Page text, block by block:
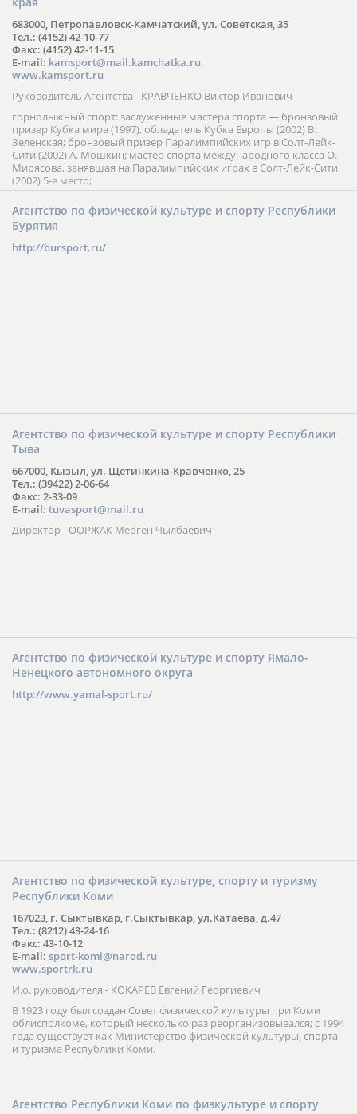
683000, Петропавловск-Камчатский, ул. Советская, 35
Тел.: (4152) 42-10-77
Факс: (4152) 42-11-15
E-mail: kamsport@mail.kamchatka.ru
www.kamsport.ru
Руководитель Агентства - КРАВЧЕНКО Виктор Иванович
горнолыжный спорт: заслуженные мастера спорта — бронзовый
призер Кубка мира (1997), обладатель Кубка Европы (2002) В.
Зеленская; бронзовый призер Паралимпийских игр в Солт-Лейк-
Сити (2002) А. Мошкин; мастер спорта международного класса О.
Мирясова, занявшая на Паралимпийских играх в Солт-Лейк-Сити
(2002) 5-е место;
Агентство по физической культуре и спорту Республики
Бурятия
http://bursport.ru/
Агентство по физической культуре и спорту Республики
Тыва
667000, Кызыл, ул. Щетинкина-Кравченко, 25
Тел.: (39422) 2-06-64
Факс: 2-33-09
E-mail: tuvasport@mail.ru
Директор - ООРЖАК Мерген Чылбаевич
Агентство по физической культуре и спорту Ямало-
Ненецкого автономного округа
http://www.yamal-sport.ru/
Агентство по физической культуре, спорту и туризму
Республики Коми
167023, г. Сыктывкар, г.Сыктывкар, ул.Катаева, д.47
Тел.: (8212) 43-24-16
Факс: 43-10-12
E-mail: sport-komi@narod.ru
www.sportrk.ru
И.о. руководителя - КОКАРЕВ Евгений Георгиевич
В 1923 году был создан Совет физической культуры при Коми
облисполкоме, который несколько раз реорганизовывался; с 1994
года существует как Министерство физической культуры, спорта
и туризма Республики Коми.
Агентство Республики Коми по физкультуре и спорту